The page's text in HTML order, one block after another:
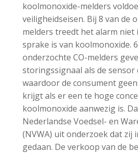
koolmonoxide-melders
veiligheidseisen. Bij 8 van de
melders treedt het alarm niet
sprake is van koolmonoxide.
onderzochte CO-melders
storingssignaal als de sensor
waardoor de consument
krijgt als er een te hoge
koolmonoxide aanwezig is.
Nederlandse Voedsel- en
(NVWA) uit onderzoek dat zij
gedaan. De verkoop van de